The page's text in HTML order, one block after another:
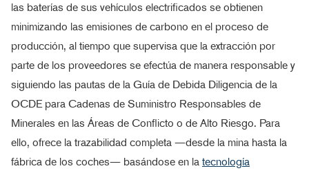
las baterías de sus vehículos electrificados se obtienen
minimizando las emisiones de carbono en el proceso de
producción, al tiempo que supervisa que la extracción por
parte de los proveedores se efectúa de manera responsable y
siguiendo las pautas de la Guía de Debida Diligencia de la
OCDE para Cadenas de Suministro Responsables de
Minerales en las Áreas de Conflicto o de Alto Riesgo. Para
ello, ofrece la trazabilidad completa —desde la mina hasta la
fábrica de los coches— basándose en la tecnología